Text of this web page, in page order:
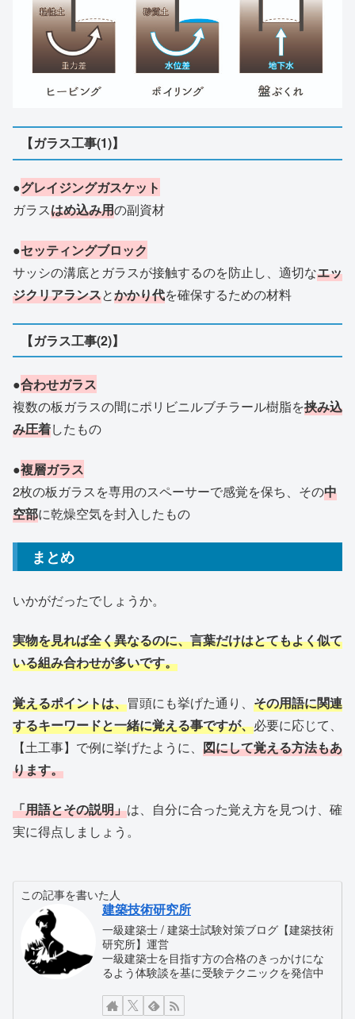
【ガラス工事(1)】
●グレイジングガスケット
ガラスはめ込み用の副資材
●セッティングブロック
サッシの溝底とガラスが接触するのを防止し、適切なエッ
ジクリアランスとかかり代を確保するための材料
【ガラス工事(2)】
●合わせガラス
複数の板ガラスの間にポリビニルブチラール樹脂を挟み込
み圧着したもの
●複層ガラス
2枚の板ガラスを専用のスペーサーで感覚を保ち、その中
空部に乾燥空気を封入したもの
まとめ
いかがだったでしょうか。
実物を見れば全く異なるのに、言葉だけはとてもよく似て
いる組み合わせが多いです。
覚えるポイントは、冒頭にも挙げた通り、 その用語に関連
するキーワードと一緒に覚える事ですが、必要に応じて、
【土工事】で例に挙げたように、 図にして覚える方法もあ
ります。
「用語とその説明」は、自分に合った覚え方を見つけ、確
実に得点しましょう。
この記事を書いた人
建築技術研究所
一級建築士 / 建築士試験対策ブログ【建築技術
研究所】運営
一級建築士を目指す方の合格のきっかけにな
るよう体験談を基に受験テクニックを発信中